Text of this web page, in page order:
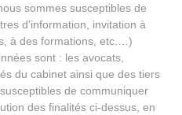
sommes susceptibles de
d'information, invitation à
à des formations, etc.…)
sont : les avocats,
du cabinet ainsi que des tiers
de communiquer
des finalités ci-dessus, en